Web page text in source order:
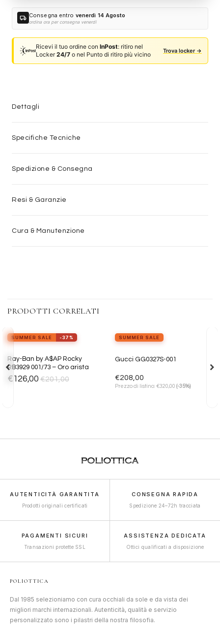
local_shipping Consegna entro venerdì 14 Agosto
ordina ora per consegna venerdì
Ricevi il tuo ordine conInPost: ritiro nel
Locker24/7 o nel Punto di ritiro più vicino
Trova locker →
Dettagli
Specifiche Tecniche
Spedizione & Consegna
Resi & Garanzie
Cura & Manutenzione
PRODOTTI CORRELATI
view_in_arProvalo ora
SUMMER SALE -37%
Ray-Ban by A$AP Rocky
RB3929 001/73 – Oro arista
€126,00 €201,00
SUMMER SALE
Gucci GG0327S-001
€208,00
Prezzo di listino: €320,00 (-35%)
AUTENTICITÀ GARANTITA
Prodotti originali certificati
CONSEGNA RAPIDA
Spedizione 24–72h tracciata
PAGAMENTI SICURI
Transazioni protette SSL
ASSISTENZA DEDICATA
Ottici qualificati a disposizione
POLIOTTICA
Dal 1985 selezioniamo con cura occhiali da sole e da vista dei
migliori marchi internazionali. Autenticità, qualità e servizio
personalizzato sono i pilastri della nostra filosofia.